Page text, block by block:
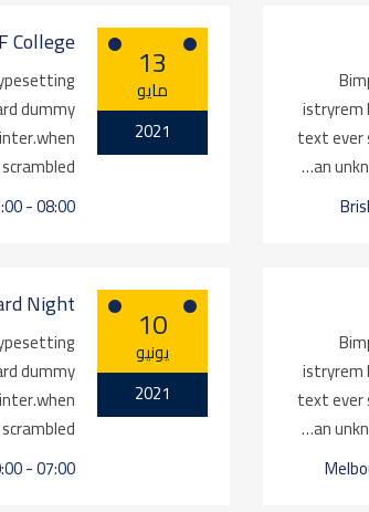
13
مايو
2021
College
dummy
08:00 - 11:00 (مايو 15, 2021)
10
يونيو
2021
Night
dummy
07:00 - 10:00 (يونيو 14, 2021)
istryrem
text ever
an
istryrem
text ever
an